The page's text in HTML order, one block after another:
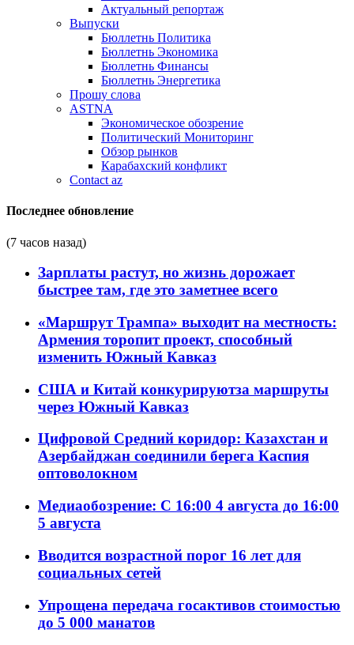
Актуальный репортаж
Выпуски
Бюллетнь Политика
Бюллетнь Экономика
Бюллетнь Финансы
Бюллетнь Энергетика
Прошу слова
ASTNA
Экономическое обозрение
Политический Мониторинг
Обзор рынков
Карабахский конфликт
Contact az
Последнее обновление
(7 часов назад)
Зарплаты растут, но жизнь дорожает
быстрее там, где это заметнее всего
«Маршрут Трампа» выходит на местность:
Армения торопит проект, способный
изменить Южный Кавказ
США и Китай конкурируютза маршруты
через Южный Кавказ
Цифровой Средний коридор: Казахстан и
Азербайджан соединили берега Каспия
оптоволокном
Медиаобозрение: С 16:00 4 августа до 16:00
5 августа
Вводится возрастной порог 16 лет для
социальных сетей
Упрощена передача госактивов стоимостью
до 5 000 манатов